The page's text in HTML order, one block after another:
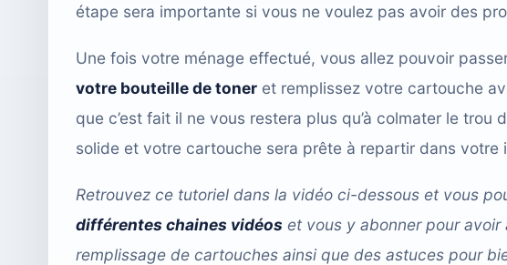
étape sera importante si vous ne voulez pas avoir des
Une fois votre ménage effectué, vous allez pouvoir
votre bouteille de toner et remplissez votre cartouche
que c’est fait il ne vous restera plus qu’à colmater le trou
solide et votre cartouche sera prête à repartir dans votre
Retrouvez ce tutoriel dans la vidéo ci-dessous et vous
différentes chaines vidéos et vous y abonner pour
remplissage de cartouches ainsi que des astuces pour